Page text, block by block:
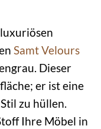
SamtVelours
Dieser
er ist eine
zu hüllen.
Ihre Möbel in